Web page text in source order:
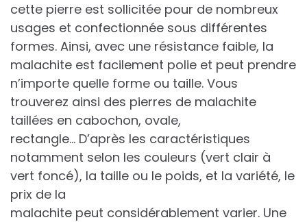
cette pierre est sollicitée pour de nombreux
usages et confectionnée sous différentes
formes. Ainsi, avec une résistance faible, la
malachite est facilement polie et peut prendre
n’importe quelle forme ou taille. Vous
trouverez ainsi des pierres de malachite
taillées en cabochon, ovale,
rectangle… D’après les caractéristiques
notamment selon les couleurs (vert clair à
vert foncé), la taille ou le poids, et la variété, le
prix de la
malachite peut considérablement varier. Une